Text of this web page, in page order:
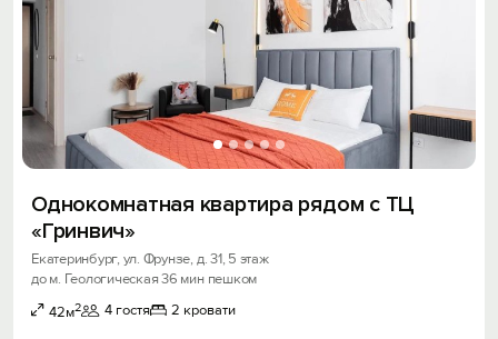
Однокомнатная квартира рядом с ТЦ
«Гринвич»
Екатеринбург, ул. Фрунзе, д. 31, 5 этаж
до м. Геологическая 36 мин пешком
42м2 4 гостя 2 кровати